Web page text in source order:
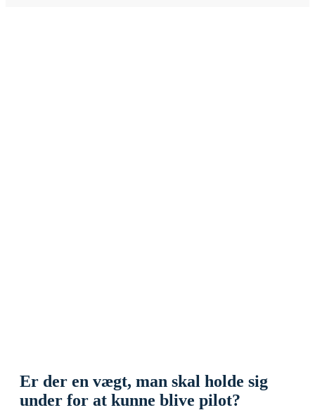
Er der en vægt, man skal holde sig
under for at kunne blive pilot?